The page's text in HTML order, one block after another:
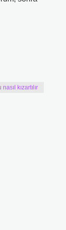
kızartılır